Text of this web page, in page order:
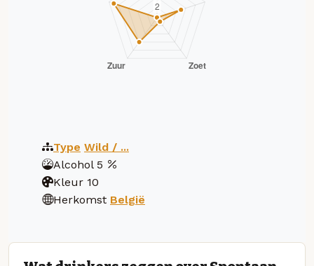
Type Wild / ...
Alcohol 5
Kleur 10
Herkomst België